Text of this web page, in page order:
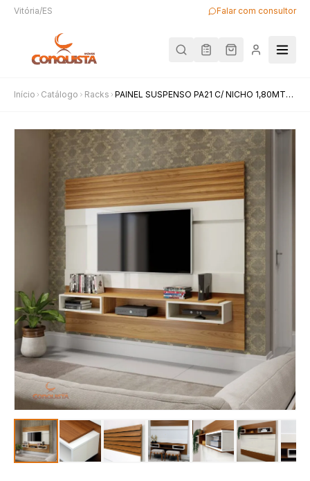
Vitória/ES Falar com consultor
Início Catálogo Racks
PAINEL SUSPENSO PA21 C/ NICHO 1,80MTS